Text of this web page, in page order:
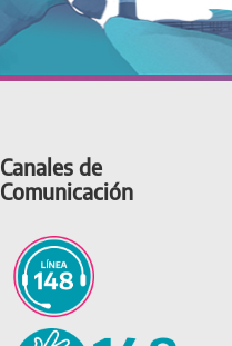
Canales de
Comunicación